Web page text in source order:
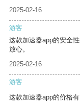
2025-02-16
游客
这款加速器app的安全
放心。
2025-02-16
游客
这款加速器app的价格